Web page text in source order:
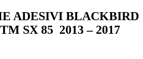
ADESIVI BLACKBIRD
SX 85 2013 – 2017